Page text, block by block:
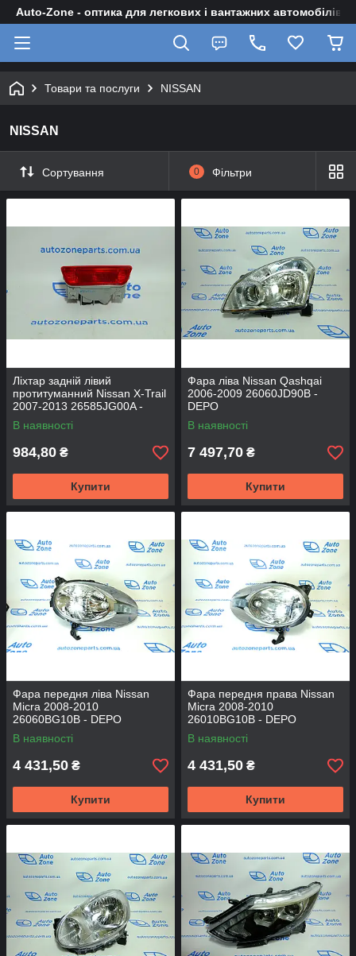
Auto-Zone - оптика для легкових і вантажних автомобілів
Товари та послуги NISSAN
NISSAN
Сортування 0 Фільтри
Ліхтар задній лівий
протитуманний Nissan X-Trail
2007-2013 26585JG00A -
DEPO
В наявності
984,80 ₴
Купити
Фара ліва Nissan Qashqai
2006-2009 26060JD90B -
DEPO
В наявності
7 497,70 ₴
Купити
Фара передня ліва Nissan
Micra 2008-2010
26060BG10B - DEPO
В наявності
4 431,50 ₴
Купити
Фара передня права Nissan
Micra 2008-2010
26010BG10B - DEPO
В наявності
4 431,50 ₴
Купити